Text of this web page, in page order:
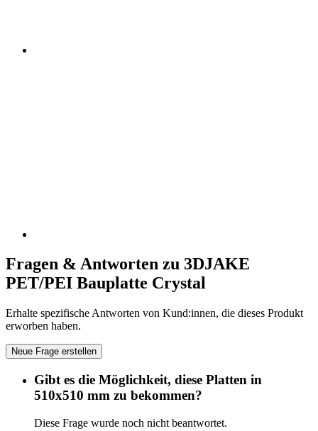
Fragen & Antworten zu 3DJAKE
PET/PEI Bauplatte Crystal
Erhalte spezifische Antworten von Kund:innen, die dieses Produkt
erworben haben.
Neue Frage erstellen
Gibt es die Möglichkeit, diese Platten in
510x510 mm zu bekommen?
Diese Frage wurde noch nicht beantwortet.